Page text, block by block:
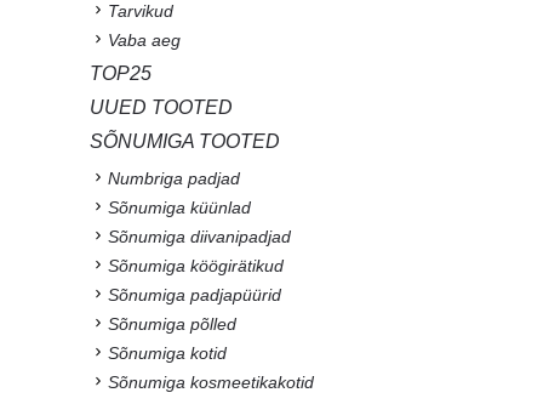
Tarvikud
Vaba aeg
TOP25
UUED TOOTED
SÕNUMIGA TOOTED
Numbriga padjad
Sõnumiga küünlad
Sõnumiga diivanipadjad
Sõnumiga köögirätikud
Sõnumiga padjapüürid
Sõnumiga põlled
Sõnumiga kotid
Sõnumiga kosmeetikakotid